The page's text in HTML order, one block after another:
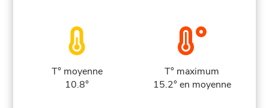
T° moyenne
10.8°
T° maximum
15.2° en moyenne